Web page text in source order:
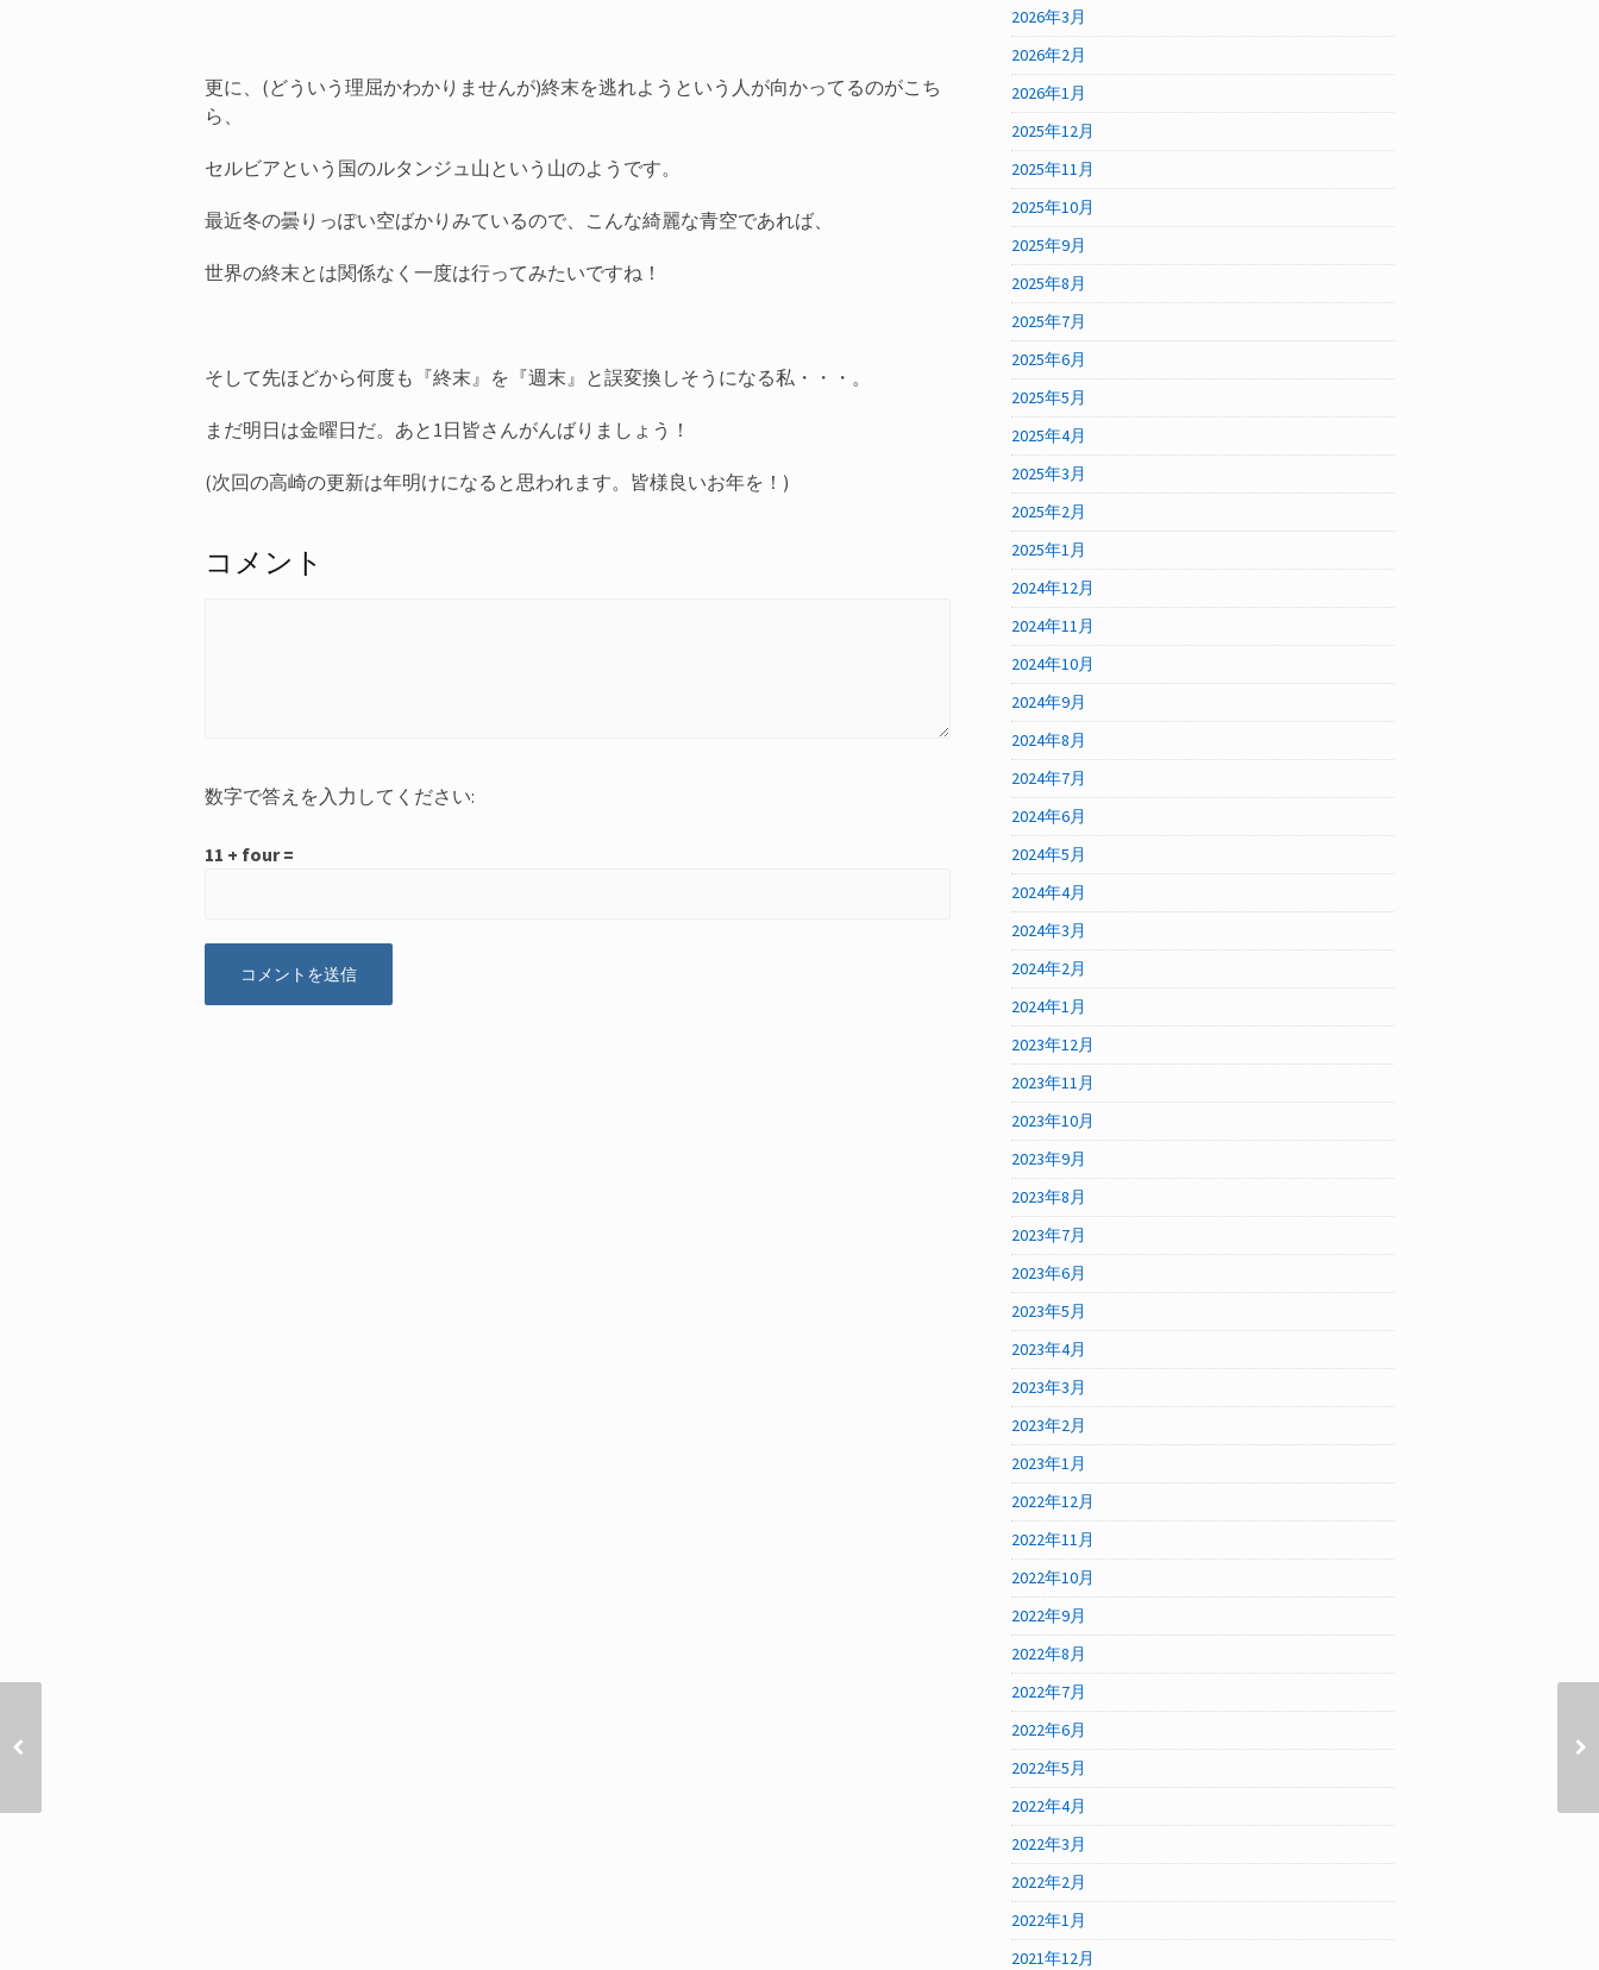
更に、(どういう理屈かわかりませんが)終末を逃れようという人が向かってるのがこち
ら、
セルビアという国のルタンジュ山という山のようです。
最近冬の曇りっぽい空ばかりみているので、こんな綺麗な青空であれば、
世界の終末とは関係なく一度は行ってみたいですね！
そして先ほどから何度も『終末』を『週末』と誤変換しそうになる私・・・。
まだ明日は金曜日だ。あと1日皆さんがんばりましょう！
(次回の高崎の更新は年明けになると思われます。皆様良いお年を！)
コメント
数字で答えを入力してください:
11 + four =
2026年3月
2026年2月
2026年1月
2025年12月
2025年11月
2025年10月
2025年9月
2025年8月
2025年7月
2025年6月
2025年5月
2025年4月
2025年3月
2025年2月
2025年1月
2024年12月
2024年11月
2024年10月
2024年9月
2024年8月
2024年7月
2024年6月
2024年5月
2024年4月
2024年3月
2024年2月
2024年1月
2023年12月
2023年11月
2023年10月
2023年9月
2023年8月
2023年7月
2023年6月
2023年5月
2023年4月
2023年3月
2023年2月
2023年1月
2022年12月
2022年11月
2022年10月
2022年9月
2022年8月
2022年7月
2022年6月
2022年5月
2022年4月
2022年3月
2022年2月
2022年1月
2021年12月